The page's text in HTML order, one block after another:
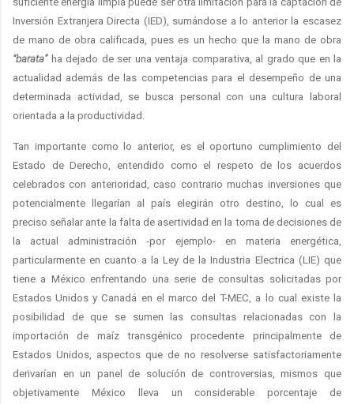
Inversión Extranjera Directa (IED), sumándose a lo anterior la escasez
de mano de obra calificada, pues es un hecho que la mano de obra
“barata”ha dejado de ser una ventaja comparativa, al grado que en la
actualidad además de las competencias para el desempeño de una
determinada actividad, se busca personal con una cultura laboral
orientada a la productividad.
Tan importante como lo anterior, es el oportuno cumplimiento del
Estado de Derecho, entendido como el respeto de los acuerdos
celebrados con anterioridad, caso contrario muchas inversiones que
potencialmente llegarían al país elegirán otro destino, lo cual es
preciso señalar ante la falta de asertividad en la toma de decisiones de
la actual administración -por ejemplo- en materia energética,
particularmente en cuanto a la Ley de la Industria Electrica (LIE) que
tiene a México enfrentando una serie de consultas solicitadas por
Estados Unidos y Canadá en el marco del T-MEC, a lo cual existe la
posibilidad de que se sumen las consultas relacionadas con la
importación de maíz transgénico procedente principalmente de
Estados Unidos, aspectos que de no resolverse satisfactoriamente
derivarían en un panel de solución de controversias, mismos que
objetivamente México lleva un considerable porcentaje de